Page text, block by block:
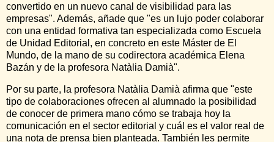
convertido en un nuevo canal de visibilidad para las
empresas". Además, añade que "es un lujo poder colaborar
con una entidad formativa tan especializada como Escuela
de Unidad Editorial, en concreto en este Máster de El
Mundo, de la mano de su codirectora académica Elena
Bazán y de la profesora Natàlia Damià".
Por su parte, la profesora Natàlia Damià afirma que "este
tipo de colaboraciones ofrecen al alumnado la posibilidad
de conocer de primera mano cómo se trabaja hoy la
comunicación en el sector editorial y cuál es el valor real de
una nota de prensa bien planteada. También les permite